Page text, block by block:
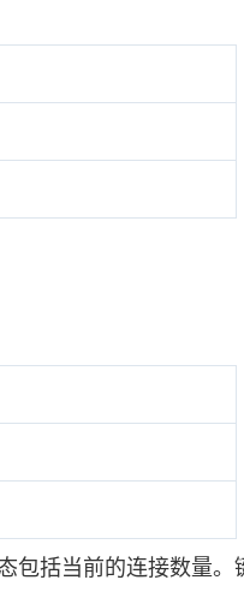
包括当前的连接数量。